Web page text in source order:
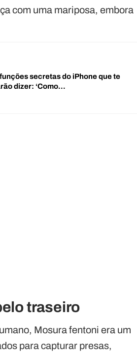
com uma mariposa, embora
secretas do iPhone que te
dizer: ‘Como…
traseiro
Mosura fentoni era um
para capturar presas,